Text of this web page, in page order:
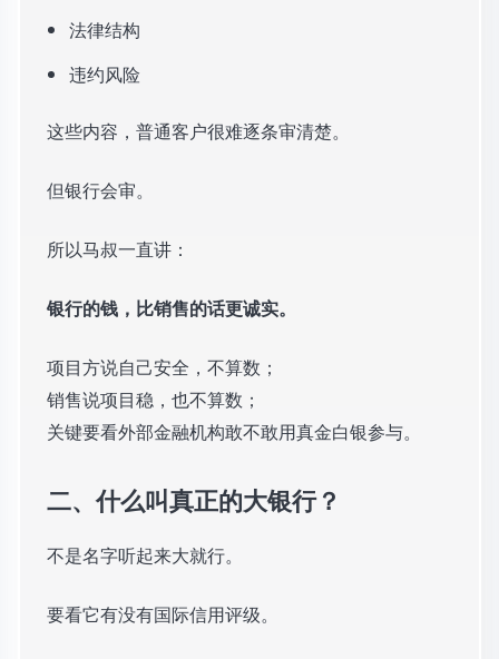
法律结构
违约风险
这些内容，普通客户很难逐条审清楚。
但银行会审。
所以马叔一直讲：
银行的钱，比销售的话更诚实。
项目方说自己安全，不算数；
销售说项目稳，也不算数；
关键要看外部金融机构敢不敢用真金白银参与。
二、什么叫真正的大银行？
不是名字听起来大就行。
要看它有没有国际信用评级。